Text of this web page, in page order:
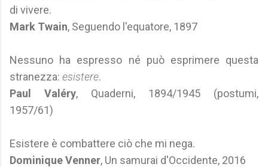
di vivere.
Mark Twain, Seguendo l'equatore, 1897
Nessuno ha espresso né può esprimere questa
stranezza: esistere.
Paul Valéry, Quaderni, 1894/1945 (postumi,
1957/61)
Esistere è combattere ciò che mi nega.
Dominique Venner, Un samurai d'Occidente, 2016